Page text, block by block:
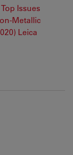
Issues
Metallic
Leica